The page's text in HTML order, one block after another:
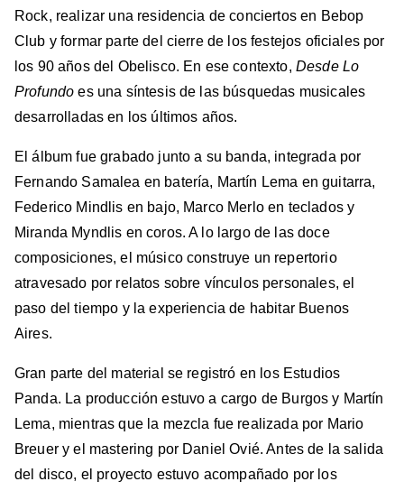
Rock, realizar una residencia de conciertos en Bebop
Club y formar parte del cierre de los festejos oficiales por
los 90 años del Obelisco. En ese contexto, Desde Lo
Profundo es una síntesis de las búsquedas musicales
desarrolladas en los últimos años.
El álbum fue grabado junto a su banda, integrada por
Fernando Samalea en batería, Martín Lema en guitarra,
Federico Mindlis en bajo, Marco Merlo en teclados y
Miranda Myndlis en coros. A lo largo de las doce
composiciones, el músico construye un repertorio
atravesado por relatos sobre vínculos personales, el
paso del tiempo y la experiencia de habitar Buenos
Aires.
Gran parte del material se registró en los Estudios
Panda. La producción estuvo a cargo de Burgos y Martín
Lema, mientras que la mezcla fue realizada por Mario
Breuer y el mastering por Daniel Ovié. Antes de la salida
del disco, el proyecto estuvo acompañado por los